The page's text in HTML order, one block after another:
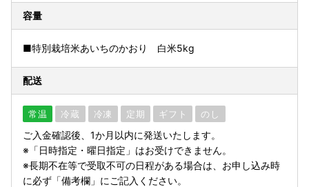
容量
■特別栽培米あいちのかおり 白米5kg
配送
常温 冷蔵 冷凍 定期 ギフト のし
ご入金確認後、1か月以内に発送いたします。
※「日時指定・曜日指定」はお受けできません。
※長期不在等で受取不可の日程がある場合は、お申し込み時
に必ず「備考欄」にご記入ください。